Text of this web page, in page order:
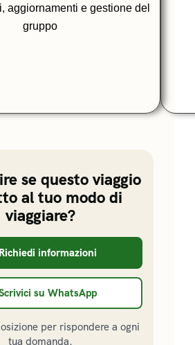
aggiornamenti e gestione del
gruppo
se questo viaggio
al tuo modo di
viaggiare?
Richiedi informazioni
su WhatsApp
per rispondere a ogni
tua domanda.